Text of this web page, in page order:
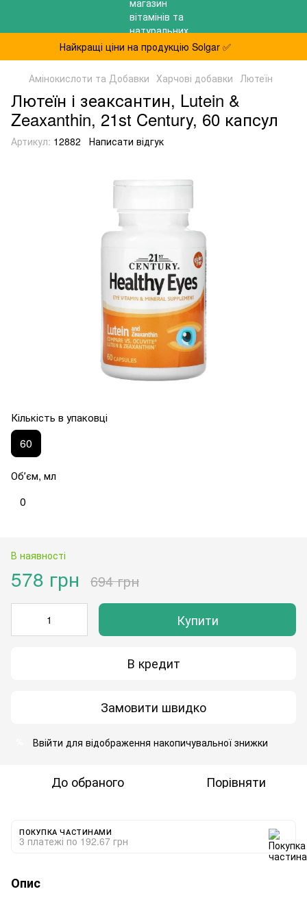
Найкращі ціни на продукцію Solgar ✅
Амінокислоти та Добавки Харчові добавки Лютеїн
Лютеїн і зеаксантин, Lutein &
Zeaxanthin, 21st Century, 60 капсул
Артикул: 12882 Написати відгук
Кількість в упаковці
60
Обʼєм, мл
0
В наявності
578 грн 694 грн
Купити
В кредит
Замовити швидко
Ввійти для відображення накопичувальної знижки
До обраного Порівняти
ПОКУПКА ЧАСТИНАМИ
3 платежі по 192.67 грн
Опис